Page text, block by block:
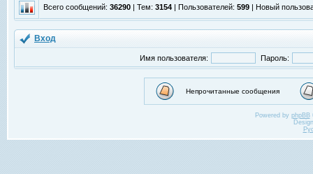
Всего сообщений: 36290 | Тем: 3154 | Пользователей: 599 | Новый
Вход
Имя пользователя: Пароль:
Непрочитанные сообщения
Powered by phpBB